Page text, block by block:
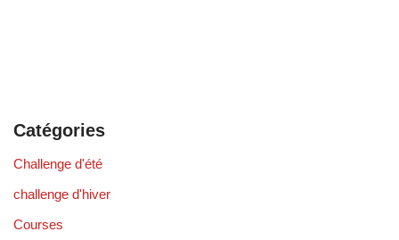
Catégories
Challenge d'été
challenge d'hiver
Courses